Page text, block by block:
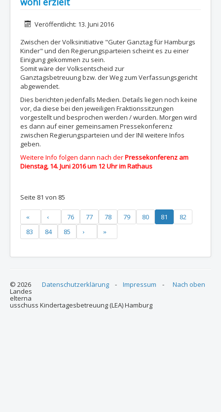
DetailsVeröffentlicht: 13. Juni 2016
Zwischen der Volksinitiative "Guter Ganztag für Hamburgs
Kinder" und den Regierungsparteien scheint es zu einer
Einigung gekommen zu sein.
Somit wäre der Volksentscheid zur
Ganztagsbetreuung bzw. der Weg zum Verfassungsgericht
abgewendet.
Dies berichten jedenfalls Medien. Details liegen noch keine
vor, da diese bei den jeweiligen Fraktionssitzungen
vorgestellt und besprochen werden / wurden. Morgen wird
es dann auf einer gemeinsamen Pressekonferenz
zwischen Regierungsparteien und der INI weitere Infos
geben.
Weitere Info folgen dann nach derPressekonferenz am
Dienstag, 14. Juni 2016 um 12 Uhr im Rathaus
Seite 81 von 85
76 77 78 79 80 81
82
83
84 85
Nach oben
Datenschutzerklärung - Impressum -
© 2026
Landes
elterna
usschuss Kindertagesbetreuung (LEA) Hamburg